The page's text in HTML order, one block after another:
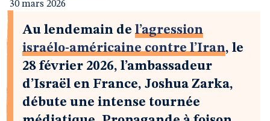
30 mars 2026
Au lendemain de l’agression
israélo-américaine contre l’Iran, le
28 février 2026, l’ambassadeur
d’Israël en France, Joshua Zarka,
débute une intense tournée